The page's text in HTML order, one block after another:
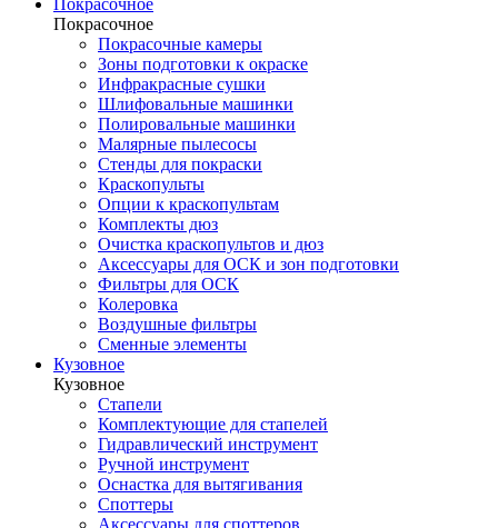
Покрасочное
Покрасочное
Покрасочные камеры
Зоны подготовки к окраске
Инфракрасные сушки
Шлифовальные машинки
Полировальные машинки
Малярные пылесосы
Стенды для покраски
Краскопульты
Опции к краскопультам
Комплекты дюз
Очистка краскопультов и дюз
Аксессуары для ОСК и зон подготовки
Фильтры для ОСК
Колеровка
Воздушные фильтры
Сменные элементы
Кузовное
Кузовное
Стапели
Комплектующие для стапелей
Гидравлический инструмент
Ручной инструмент
Оснастка для вытягивания
Споттеры
Аксессуары для споттеров